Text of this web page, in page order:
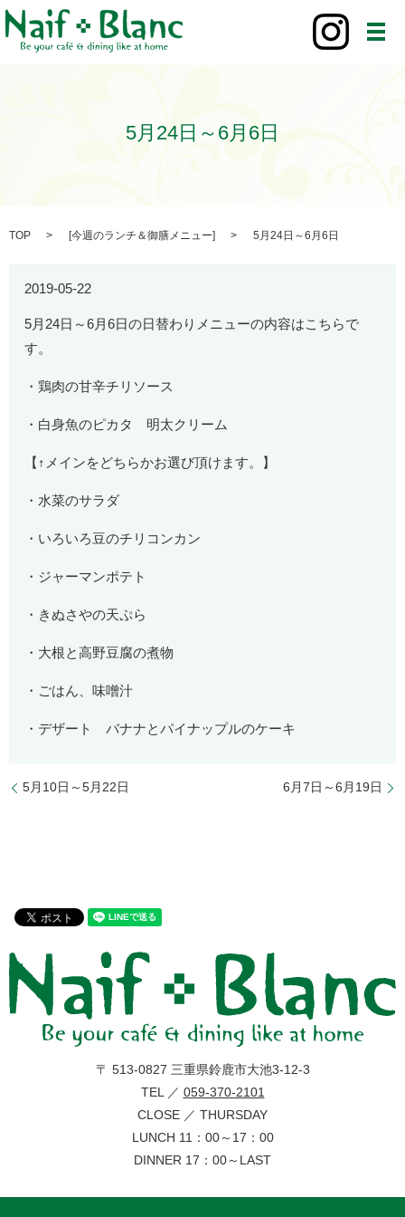
メ
5月24日～6月6日
TOP [今週のランチ＆御膳メニュー] 5月24日～6月6日
2019-05-22
5月24日～6月6日の日替わりメニューの内容はこちらで
す。
・鶏肉の甘辛チリソース
・白身魚のピカタ 明太クリーム
【↑メインをどちらかお選び頂けます。】
・水菜のサラダ
・いろいろ豆のチリコンカン
・ジャーマンポテト
・きぬさやの天ぷら
・大根と高野豆腐の煮物
・ごはん、味噌汁
・デザート バナナとパイナップルのケーキ
5月10日～5月22日 6月7日～6月19日
〒 513-0827 三重県鈴鹿市大池3-12-3
TEL ／ 059-370-2101
CLOSE ／ THURSDAY
LUNCH 11：00～17：00
DINNER 17：00～LAST